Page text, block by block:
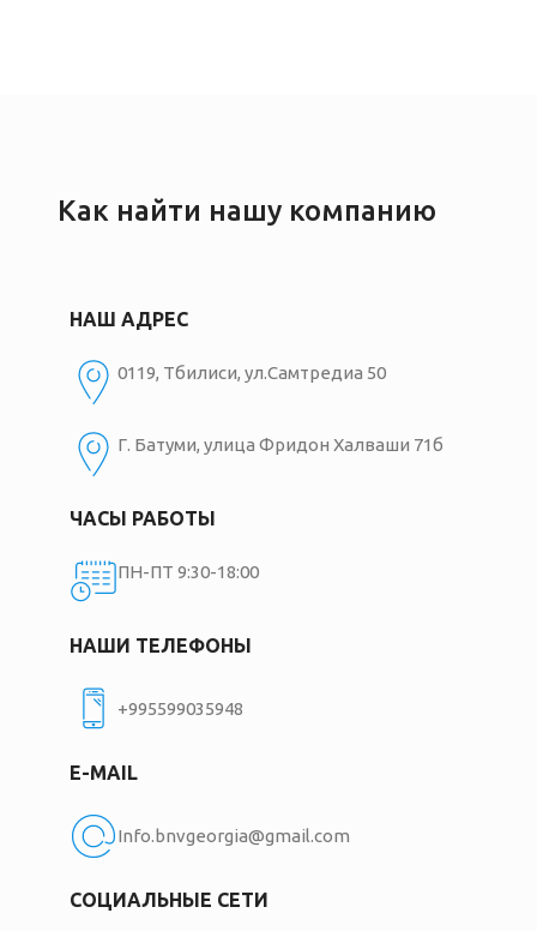
Как найти нашу компанию
НАШ АДРЕС
0119, Тбилиси, ул.Самтредиа 50
Г. Батуми, улица Фридон Халваши 71б
ЧАСЫ РАБОТЫ
ПН-ПТ 9:30-18:00
НАШИ ТЕЛЕФОНЫ
+995599035948
E-MAIL
Info.bnvgeorgia@gmail.com
СОЦИАЛЬНЫЕ СЕТИ